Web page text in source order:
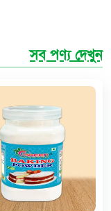
সব পণ্য দেখুন